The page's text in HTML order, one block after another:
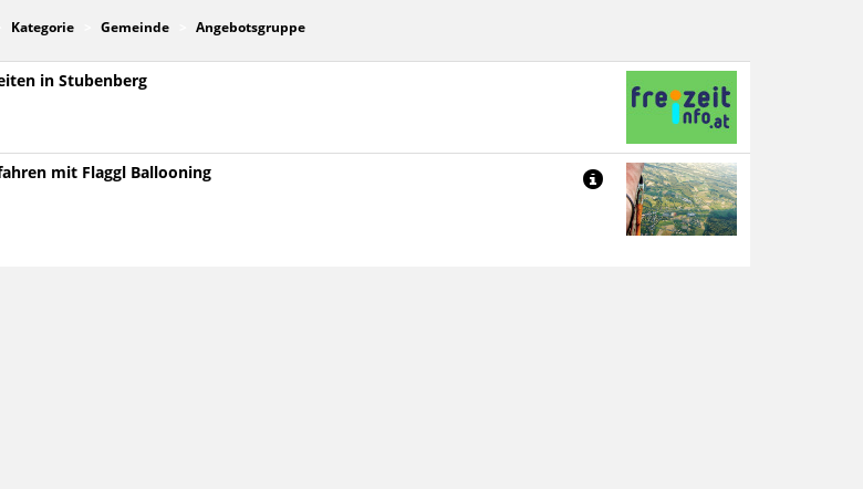
Kategorie Gemeinde Angebotsgruppe
in Stubenberg
mit Flaggl Ballooning